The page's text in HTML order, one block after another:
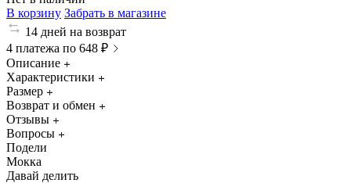
В корзину Забрать в магазине
14 дней на возврат
4 платежа по 648 ₽
Описание
Характеристики
Размер
Возврат и обмен
Отзывы
Вопросы
Подели
Мокка
Давай делить